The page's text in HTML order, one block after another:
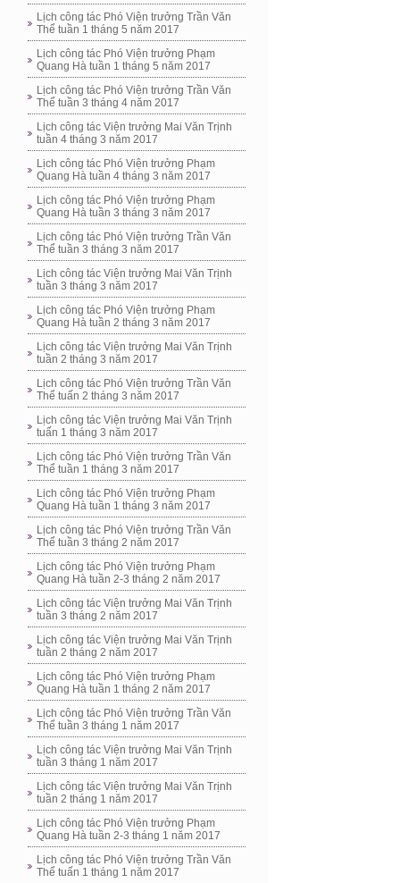
Lịch công tác Phó Viện trưởng Trần Văn
Thể tuần 1 tháng 5 năm 2017
Lịch công tác Phó Viện trưởng Phạm
Quang Hà tuần 1 tháng 5 năm 2017
Lịch công tác Phó Viện trưởng Trần Văn
Thể tuần 3 tháng 4 năm 2017
Lịch công tác Viện trưởng Mai Văn Trịnh
tuần 4 tháng 3 năm 2017
Lịch công tác Phó Viện trưởng Phạm
Quang Hà tuần 4 tháng 3 năm 2017
Lịch công tác Phó Viện trưởng Phạm
Quang Hà tuần 3 tháng 3 năm 2017
Lịch công tác Phó Viện trưởng Trần Văn
Thể tuần 3 tháng 3 năm 2017
Lịch công tác Viện trưởng Mai Văn Trịnh
tuần 3 tháng 3 năm 2017
Lịch công tác Phó Viện trưởng Phạm
Quang Hà tuần 2 tháng 3 năm 2017
Lịch công tác Viện trưởng Mai Văn Trịnh
tuần 2 tháng 3 năm 2017
Lịch công tác Phó Viện trưởng Trần Văn
Thể tuấn 2 tháng 3 năm 2017
Lịch công tác Viện trưởng Mai Văn Trịnh
tuấn 1 tháng 3 năm 2017
Lịch công tác Phó Viện trưởng Trần Văn
Thể tuần 1 tháng 3 năm 2017
Lịch công tác Phó Viện trưởng Phạm
Quang Hà tuần 1 tháng 3 năm 2017
Lịch công tác Phó Viện trưởng Trần Văn
Thể tuần 3 tháng 2 năm 2017
Lịch công tác Phó Viện trưởng Phạm
Quang Hà tuần 2-3 tháng 2 năm 2017
Lịch công tác Viện trưởng Mai Văn Trịnh
tuần 3 tháng 2 năm 2017
Lịch công tác Viện trưởng Mai Văn Trịnh
tuần 2 tháng 2 năm 2017
Lịch công tác Phó Viện trưởng Phạm
Quang Hà tuần 1 tháng 2 năm 2017
Lịch công tác Phó Viện trưởng Trần Văn
Thể tuần 3 tháng 1 năm 2017
Lịch công tác Viện trưởng Mai Văn Trịnh
tuần 3 tháng 1 năm 2017
Lịch công tác Viện trưởng Mai Văn Trịnh
tuần 2 tháng 1 năm 2017
Lịch công tác Phó Viện trưởng Phạm
Quang Hà tuần 2-3 tháng 1 năm 2017
Lịch công tác Phó Viện trưởng Trần Văn
Thể tuấn 1 tháng 1 năm 2017